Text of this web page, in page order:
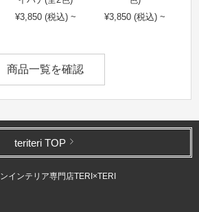
¥3,850 (税込) ~
¥3,850 (税込) ~
商品一覧を確認
teriteri TOP
インテリア専門店TERI×TERI